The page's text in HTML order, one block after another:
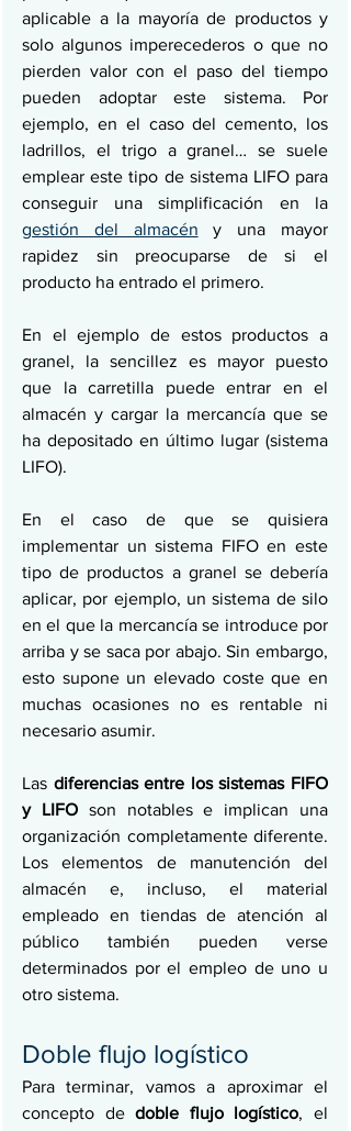
aplicable a la mayoría de productos y
solo algunos imperecederos o que no
pierden valor con el paso del tiempo
pueden adoptar este sistema. Por
ejemplo, en el caso del cemento, los
ladrillos, el trigo a granel… se suele
emplear este tipo de sistema LIFO para
gestión del almacén y una mayor
rapidez sin preocuparse de si el
producto ha entrado el primero.
En el ejemplo de estos productos a
granel, la sencillez es mayor puesto
que la carretilla puede entrar en el
almacén y cargar la mercancía que se
ha depositado en último lugar (sistema
LIFO).
En el caso de que se quisiera
implementar un sistema FIFO en este
tipo de productos a granel se debería
aplicar, por ejemplo, un sistema de silo
en el que la mercancía se introduce por
arriba y se saca por abajo. Sin embargo,
esto supone un elevado coste que en
muchas ocasiones no es rentable ni
necesario asumir.
Las diferencias entre los sistemas FIFO
y LIFO son notables e implican una
organización completamente diferente.
Los elementos de manutención del
almacén e, incluso, el material
empleado en tiendas de atención al
público también pueden verse
determinados por el empleo de uno u
otro sistema.
Doble flujo logístico
Para terminar, vamos a aproximar el
concepto de doble flujo logístico, el